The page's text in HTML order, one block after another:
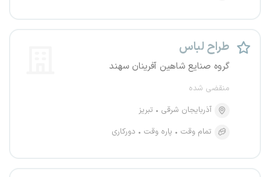
طراح لباس
گروه صنایع شاهین آفرینان سهند
منقضی شده
آذربایجان شرقی
تبریز
تمام وقت
پاره وقت دورکاری